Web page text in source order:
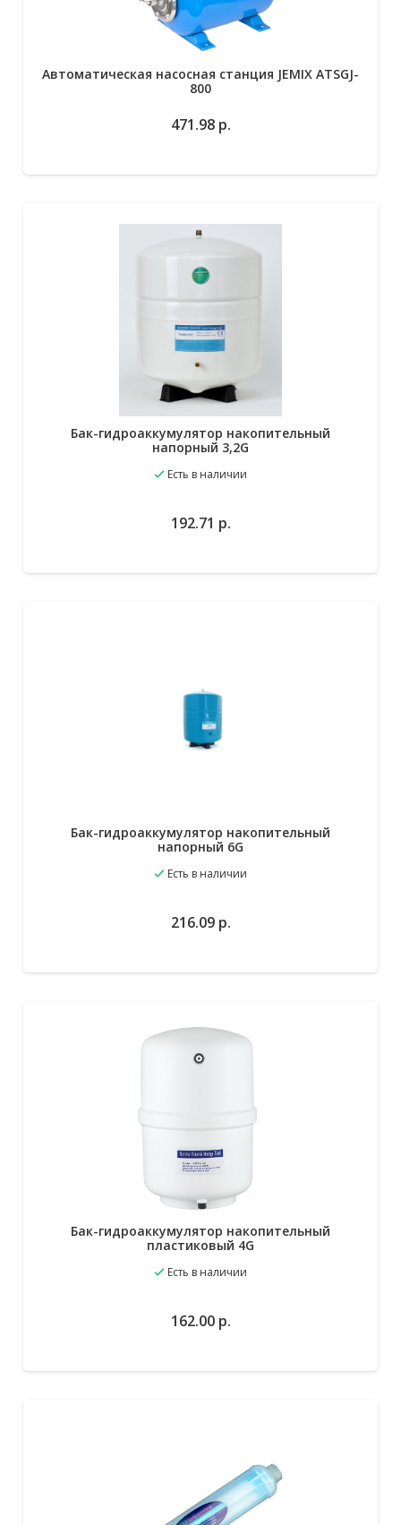
Автоматическая насосная станция JEMIX ATSGJ-
800
471.98 р.
Бак-гидроаккумулятор накопительный
напорный 3,2G
Есть в наличии
192.71 р.
Бак-гидроаккумулятор накопительный
напорный 6G
Есть в наличии
216.09 р.
Бак-гидроаккумулятор накопительный
пластиковый 4G
Есть в наличии
162.00 р.